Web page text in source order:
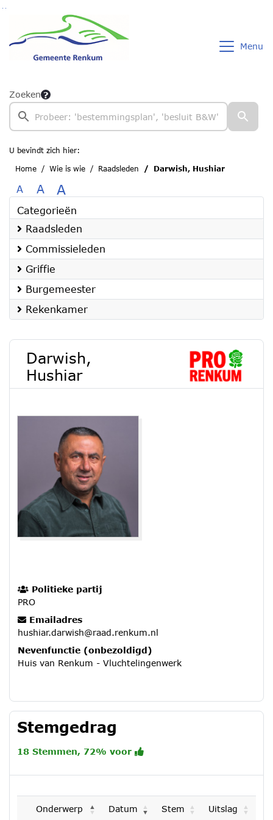
Ga naar de inhoud van deze pagina
Ga naar het zoeken
Ga naar het menu
Menu
Zoeken
U bevindt zich hier:
Home
Wie is wie Raadsleden Darwish, Hushiar
A A A
Categorieën
Raadsleden
Commissieleden
Griffie
Burgemeester
Rekenkamer
Darwish,
Hushiar
Politieke partij
PRO
Emailadres
hushiar.darwish@raad.renkum.nl
Nevenfunctie (onbezoldigd)
Huis van Renkum - Vluchtelingenwerk
Stemgedrag
18 Stemmen, 72% voor
Onderwerp Datum Stem Uitslag